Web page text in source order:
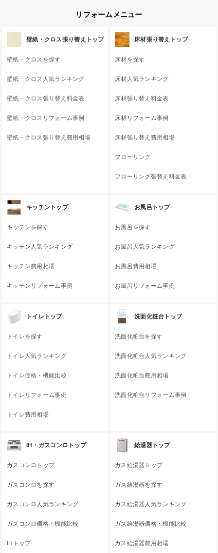
リフォームメニュー
壁紙・クロス張り替えトップ
壁紙・クロスを探す
壁紙・クロス人気ランキング
壁紙・クロス張り替え料金表
壁紙・クロスリフォーム事例
壁紙・クロス張り替え費用相場
床材張り替えトップ
床材を探す
床材人気ランキング
床材張り替え料金表
床材リフォーム事例
床材張り替え費用相場
フローリング
フローリング張替え料金表
キッチントップ
キッチンを探す
キッチン人気ランキング
キッチン費用相場
キッチンリフォーム事例
お風呂トップ
お風呂を探す
お風呂人気ランキング
お風呂費用相場
お風呂リフォーム事例
トイレトップ
トイレを探す
トイレ人気ランキング
トイレ価格・機能比較
トイレリフォーム事例
トイレ費用相場
洗面化粧台トップ
洗面化粧台を探す
洗面化粧台人気ランキング
洗面化粧台費用相場
洗面化粧台リフォーム事例
IH・ガスコンロトップ
ガスコンロトップ
ガスコンロを探す
ガスコンロ人気ランキング
ガスコンロ価格・機能比較
IHトップ
給湯器トップ
ガス給湯器トップ
ガス給湯器を探す
ガス給湯器人気ランキング
ガス給湯器価格・機能比較
ガス給湯器費用相場